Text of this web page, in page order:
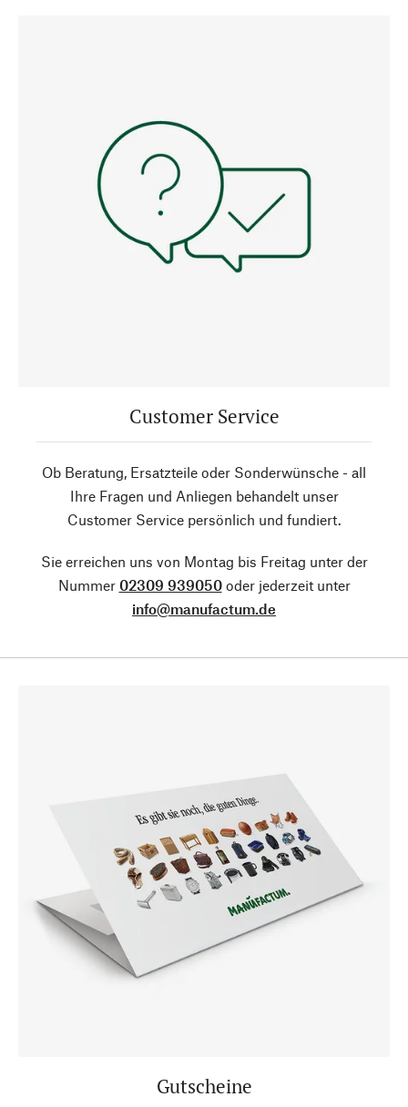
Customer Service
Ob Beratung, Ersatzteile oder Sonderwünsche - all
Ihre Fragen und Anliegen behandelt unser
Customer Service persönlich und fundiert.
Sie erreichen uns von Montag bis Freitag unter der
Nummer 02309 939050oder jederzeit unter
info@manufactum.de
Gutscheine